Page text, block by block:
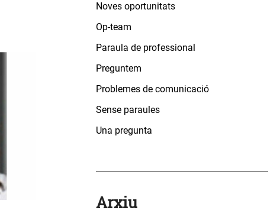
Noves oportunitats
Op-team
Paraula de professional
Preguntem
Problemes de comunicació
Sense paraules
Una pregunta
Arxiu